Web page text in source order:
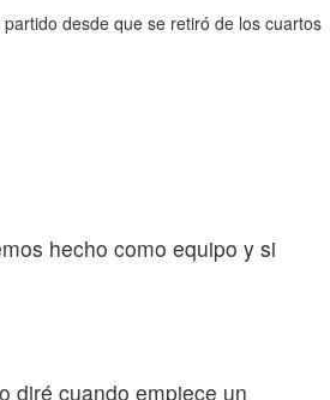
desde que se retiró de los cuartos
hecho como equipo y si
diré cuando empiece un